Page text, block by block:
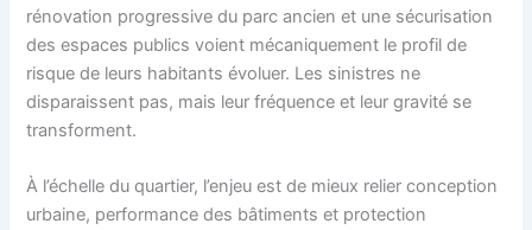
rénovation progressive du parc ancien et une sécurisation
des espaces publics voient mécaniquement le profil de
risque de leurs habitants évoluer. Les sinistres ne
disparaissent pas, mais leur fréquence et leur gravité se
transforment.
À l’échelle du quartier, l’enjeu est de mieux relier conception
urbaine, performance des bâtiments et protection